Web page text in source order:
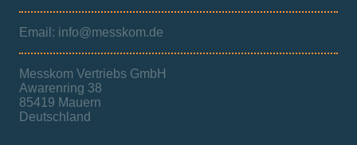
Email: info@messkom.de
Messkom Vertriebs GmbH
Awarenring 38
85419 Mauern
Deutschland